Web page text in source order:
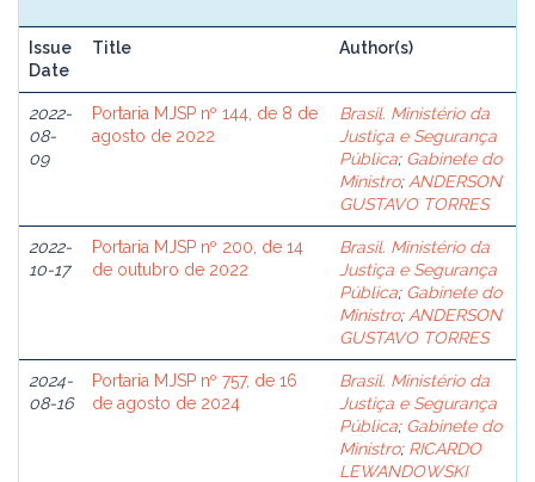
Issue
Date
Title Author(s)
2022-
08-
09
Portaria MJSP nº 144, de 8 de
agosto de 2022
Brasil. Ministério da
Justiça e Segurança
Pública; Gabinete do
Ministro; ANDERSON
GUSTAVO TORRES
2022-
10-17
Portaria MJSP nº 200, de 14
de outubro de 2022
Brasil. Ministério da
Justiça e Segurança
Pública; Gabinete do
Ministro; ANDERSON
GUSTAVO TORRES
2024-
08-16
Portaria MJSP nº 757, de 16
de agosto de 2024
Brasil. Ministério da
Justiça e Segurança
Pública; Gabinete do
Ministro; RICARDO
LEWANDOWSKI